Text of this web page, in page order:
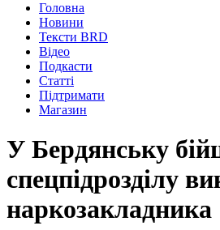
Головна
Новини
Тексти BRD
Відео
Подкасти
Статті
Підтримати
Магазин
У Бердянську
спецпідрозділу
наркозакладника